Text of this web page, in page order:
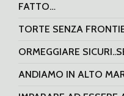
FATTO…
TORTE SENZA
ORMEGGIARE
ANDIAMO IN ALTO